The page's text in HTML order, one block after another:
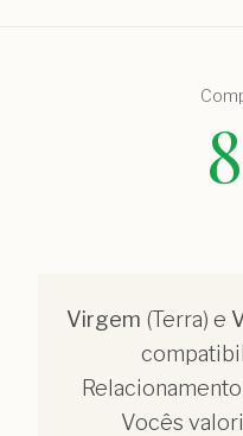
Virgem (Terra) e
Vocês